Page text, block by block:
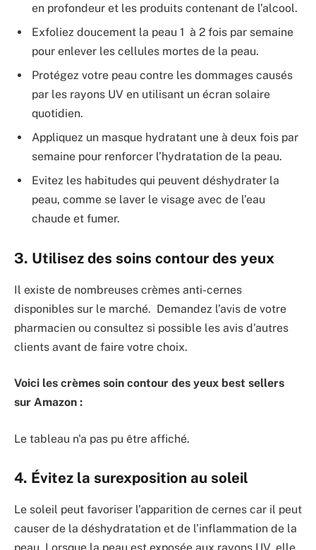
en profondeur et les produits contenant de l’alcool.
Exfoliez doucement la peau 1 à 2 fois par semaine
pour enlever les cellules mortes de la peau.
Protégez votre peau contre les dommages causés
par les rayons UV en utilisant un écran solaire
quotidien.
Appliquez un masque hydratant une à deux fois par
semaine pour renforcer l’hydratation de la peau.
Evitez les habitudes qui peuvent déshydrater la
peau, comme se laver le visage avec de l’eau
chaude et fumer.
3. Utilisez des soins contour des yeux
Il existe de nombreuses crèmes anti-cernes
disponibles sur le marché. Demandez l’avis de votre
pharmacien ou consultez si possible les avis d’autres
clients avant de faire votre choix.
Voici les crèmes soin contour des yeux best sellers
sur Amazon :
Le tableau n'a pas pu être affiché.
4. Évitez la surexposition au soleil
Le soleil peut favoriser l’apparition de cernes car il peut
causer de la déshydratation et de l’inflammation de la